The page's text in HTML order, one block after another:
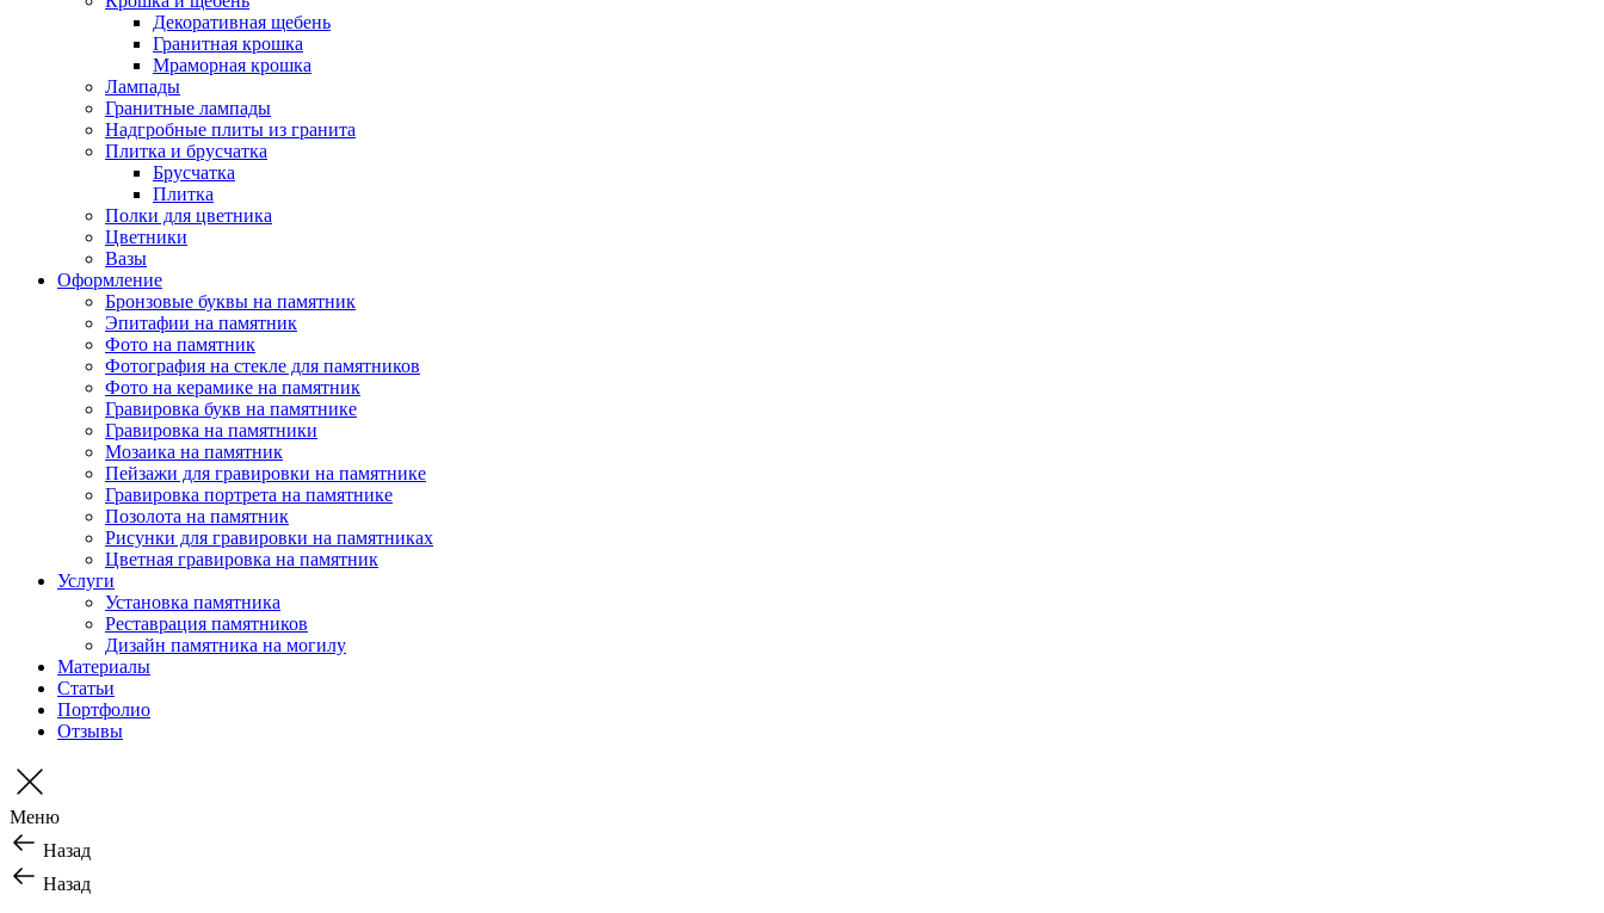
Декоративная щебень
Гранитная крошка
Мраморная крошка
Лампады
Гранитные лампады
Надгробные плиты из гранита
Плитка и брусчатка
Брусчатка
Плитка
Полки для цветника
Цветники
Вазы
Оформление
Бронзовые буквы на памятник
Эпитафии на памятник
Фото на памятник
Фотография на стекле для памятников
Фото на керамике на памятник
Гравировка букв на памятнике
Гравировка на памятники
Мозаика на памятник
Пейзажи для гравировки на памятнике
Гравировка портрета на памятнике
Позолота на памятник
Рисунки для гравировки на памятниках
Цветная гравировка на памятник
Услуги
Установка памятника
Реставрация памятников
Дизайн памятника на могилу
Материалы
Статьи
Портфолио
Отзывы
Меню
Назад
Назад